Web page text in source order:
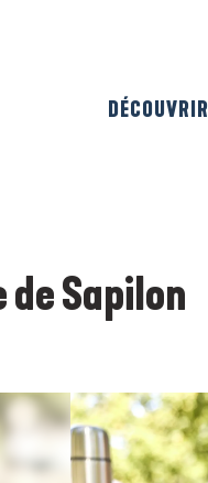
DÉCOUVRIR
Sapilon